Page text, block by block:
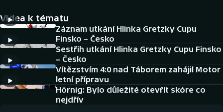
DALŠÍ SPORTY
Americký fotbal
Baseball a softbal
NEPŘEHLÉDNĚTE
Historické návraty
Videa k tématu
Záznam utkání Hlinka Gretzky Cupu
Finsko – Česko
Sestřih utkání Hlinka Gretzky Cupu Finsko
– Česko
Vítězstvím 4:0 nad Táborem zahájil Motor
letní přípravu
Hörnig: Bylo důležité otevřít skóre co
nejdřív